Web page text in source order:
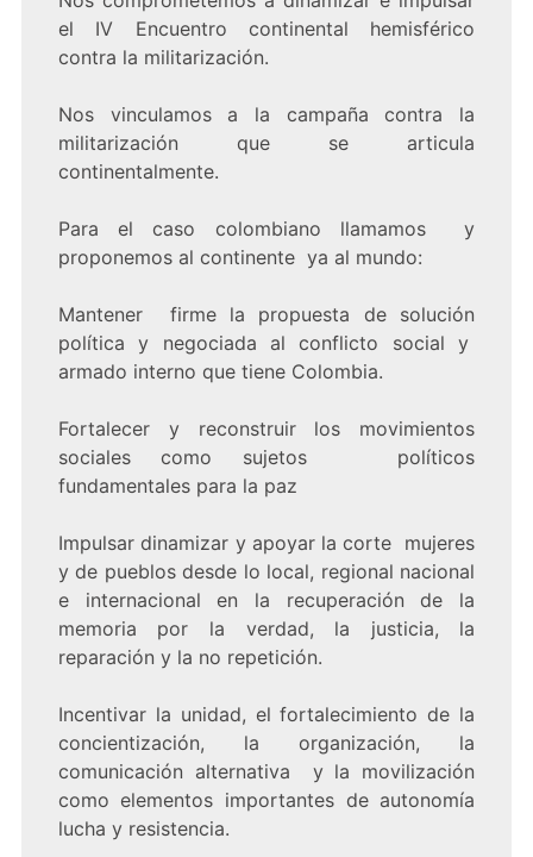
el IV Encuentro continental hemisférico
contra la militarización.
Nos vinculamos a la campaña contra la
militarización que se articula
continentalmente.
Para el caso colombiano llamamos y
proponemos al continente ya al mundo:
Mantener firme la propuesta de solución
política y negociada al conflicto social y
armado interno que tiene Colombia.
Fortalecer y reconstruir los movimientos
sociales como sujetos políticos
fundamentales para la paz
Impulsar dinamizar y apoyar la corte mujeres
y de pueblos desde lo local, regional nacional
e internacional en la recuperación de la
memoria por la verdad, la justicia, la
reparación y la no repetición.
Incentivar la unidad, el fortalecimiento de la
concientización, la organización, la
comunicación alternativa y la movilización
como elementos importantes de autonomía
lucha y resistencia.